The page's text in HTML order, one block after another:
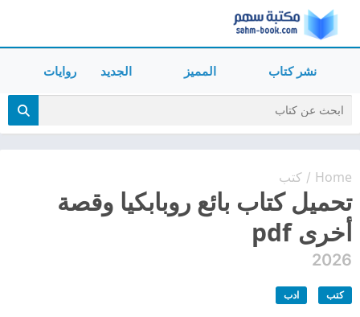
نشر كتاب المميز الجديد روايات
Home
/ كتب
تحميل كتاب بائع روبابكيا وقصة
أخرى pdf
2026
كتب ادب